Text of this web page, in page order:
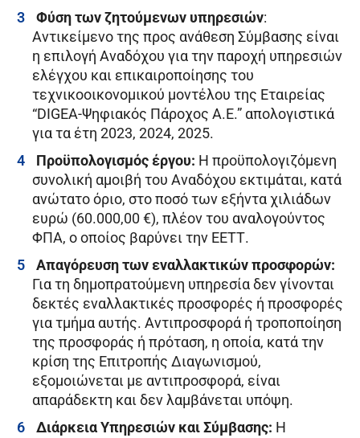
Φύση των ζητούμενων υπηρεσιών:
Αντικείμενο της προς ανάθεση Σύμβασης είναι
η επιλογή Αναδόχου για την παροχή υπηρεσιών
ελέγχου και επικαιροποίησης του
τεχνικοοικονομικού μοντέλου της Εταιρείας
“DIGEA-Ψηφιακός Πάροχος Α.Ε.” απολογιστικά
για τα έτη 2023, 2024, 2025.
Προϋπολογισμός έργου: Η προϋπολογιζόμενη
συνολική αμοιβή του Αναδόχου εκτιμάται, κατά
ανώτατο όριο, στο ποσό των εξήντα χιλιάδων
ευρώ (60.000,00 €), πλέον του αναλογούντος
ΦΠΑ, ο οποίος βαρύνει την ΕΕΤΤ.
Απαγόρευση των εναλλακτικών προσφορών:
Για τη δημοπρατούμενη υπηρεσία δεν γίνονται
δεκτές εναλλακτικές προσφορές ή προσφορές
για τμήμα αυτής. Αντιπροσφορά ή τροποποίηση
της προσφοράς ή πρόταση, η οποία, κατά την
κρίση της Επιτροπής Διαγωνισμού,
εξομοιώνεται με αντιπροσφορά, είναι
απαράδεκτη και δεν λαμβάνεται υπόψη.
Διάρκεια Υπηρεσιών και Σύμβασης: Η